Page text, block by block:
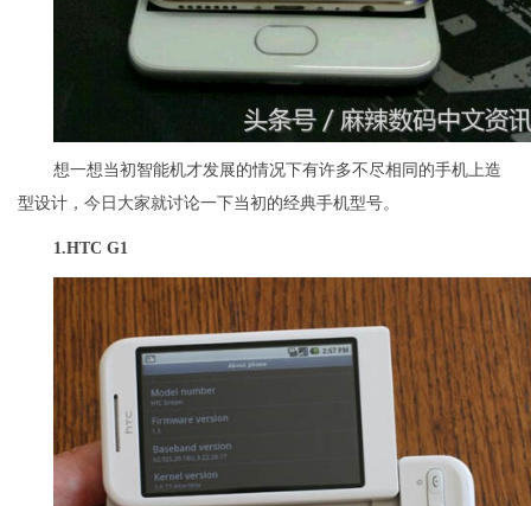
想一想当初智能机才发展的情况下有许多不尽相同的手机上造
型设计，今日大家就讨论一下当初的经典手机型号。
1.HTC G1